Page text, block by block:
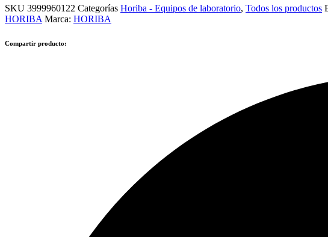
SKU 3999960122 Categorías Horiba - Equipos de laboratorio, Todos los productos
HORIBA Marca: HORIBA
Compartir producto: